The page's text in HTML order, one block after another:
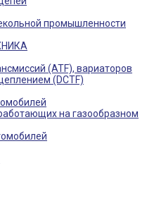
промышленности
(ATF), вариаторов
(DCTF)
на газообразном